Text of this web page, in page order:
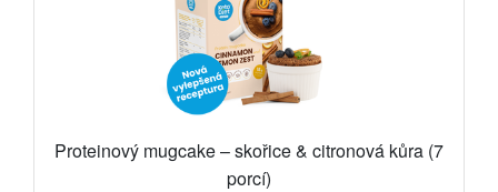
Proteinový mugcake – skořice & citronová kůra (7
porcí)